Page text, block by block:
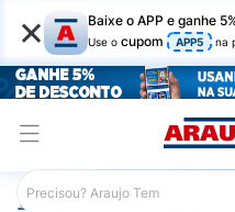
× Baixe o APP e ganhe
Use o cupom APP5 na
Araujo Dermocosméticos